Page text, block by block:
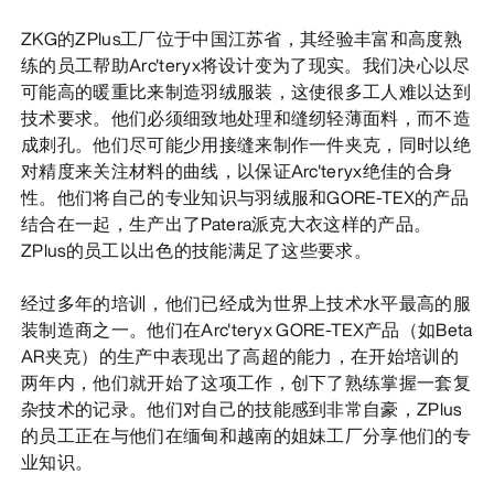
ZKG的ZPlus工厂位于中国江苏省，其经验丰富和高度熟
练的员工帮助Arc'teryx将设计变为了现实。我们决心以尽
可能高的暖重比来制造羽绒服装，这使很多工人难以达到
技术要求。他们必须细致地处理和缝纫轻薄面料，而不造
成刺孔。他们尽可能少用接缝来制作一件夹克，同时以绝
对精度来关注材料的曲线，以保证Arc'teryx绝佳的合身
性。他们将自己的专业知识与羽绒服和GORE-TEX的产品
结合在一起，生产出了Patera派克大衣这样的产品。
ZPlus的员工以出色的技能满足了这些要求。
经过多年的培训，他们已经成为世界上技术水平最高的服
装制造商之一。他们在Arc'teryx GORE-TEX产品（如Beta
AR夹克）的生产中表现出了高超的能力，在开始培训的
两年内，他们就开始了这项工作，创下了熟练掌握一套复
杂技术的记录。他们对自己的技能感到非常自豪，ZPlus
的员工正在与他们在缅甸和越南的姐妹工厂分享他们的专
业知识。